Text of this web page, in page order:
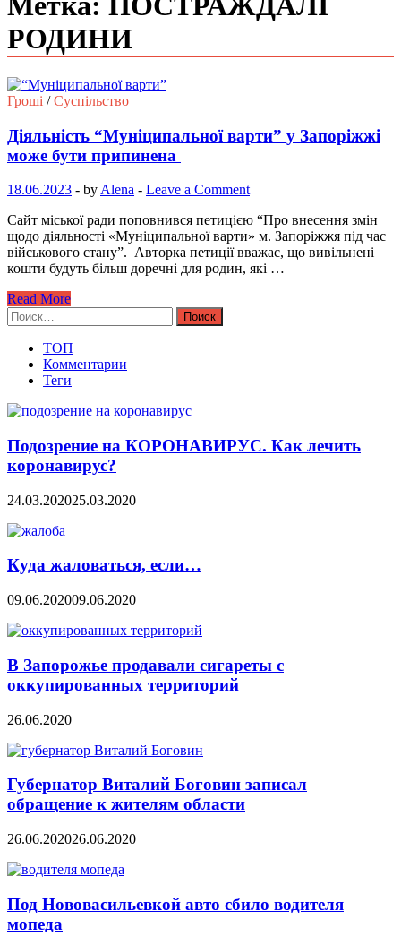
РОДИНИ
Гроші /Суспільство
Діяльність “Муніципальної варти” у Запоріжжі
може бути припинена
18.06.2023 - by Alena - Leave a Comment
Сайт міської ради поповнився петицією “Про внесення змін
щодо діяльності «Муніципальної варти» м. Запоріжжя під час
військового стану”. Авторка петиції вважає, що вивільнені
кошти будуть більш доречні для родин, які …
Read More
Найти:
ТОП
Комментарии
Теги
Подозрение на КОРОНАВИРУС. Как лечить
коронавирус?
24.03.202025.03.2020
Куда жаловаться, если…
09.06.202009.06.2020
В Запорожье продавали сигареты с
оккупированных территорий
26.06.2020
Губернатор Виталий Боговин записал
обращение к жителям области
26.06.202026.06.2020
Под Нововасильевкой авто сбило водителя
мопеда